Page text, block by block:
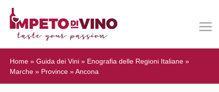
Home » Guida dei Vini » Enografia delle Regioni Italiane »
Marche » Province »Ancona